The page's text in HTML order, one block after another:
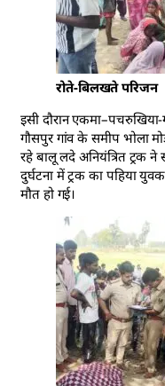
रोते-बिलखते परिजन
इसी दौरान
गौसपुर गांव के समीप भोला
रहे बालू लदे अनियंत्रित ट्रक
दुर्घटना में ट्रक का पहिया
मौत हो गई।